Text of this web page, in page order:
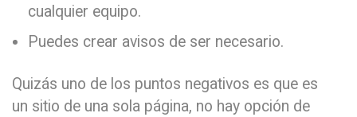
cualquier equipo.
Puedes crear avisos de ser necesario.
Quizás uno de los puntos negativos es que es
un sitio de una sola página, no hay opción de